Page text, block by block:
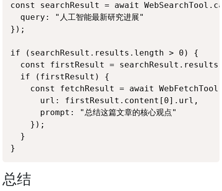
const searchResult = await
  query: "人工智能最新研究进展"
});
if (searchResult.results.length > 0) {
const firstResult =
  if (firstResult) {
const fetchResult = await
      url: firstResult.content[0].url,
      prompt: "总结这篇文章的核心观点"
    });
  }
总结